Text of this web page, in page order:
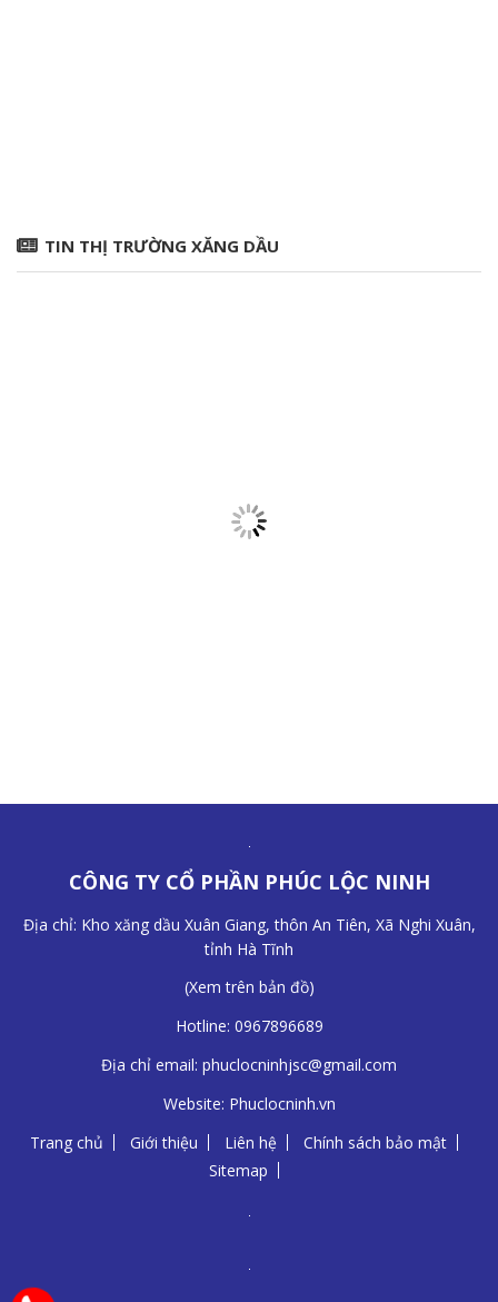
TIN THỊ TRƯỜNG XĂNG DẦU
CÔNG TY CỔ PHẦN PHÚC LỘC NINH
Địa chỉ: Kho xăng dầu Xuân Giang, thôn An Tiên, Xã Nghi Xuân,
tỉnh Hà Tĩnh
(Xem trên bản đồ)
Hotline: 0967896689
Địa chỉ email: phuclocninhjsc@gmail.com
Website: Phuclocninh.vn
Trang chủ
Giới thiệu Liên hệ
Chính sách bảo mật
Sitemap